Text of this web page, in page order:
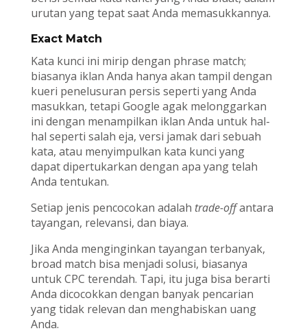
urutan yang tepat saat Anda memasukkannya.
Exact Match
Kata kunci ini mirip dengan phrase match;
biasanya iklan Anda hanya akan tampil dengan
kueri penelusuran persis seperti yang Anda
masukkan, tetapi Google agak melonggarkan
ini dengan menampilkan iklan Anda untuk hal-
hal seperti salah eja, versi jamak dari sebuah
kata, atau menyimpulkan kata kunci yang
dapat dipertukarkan dengan apa yang telah
Anda tentukan.
Setiap jenis pencocokan adalah trade-offantara
tayangan, relevansi, dan biaya.
Jika Anda menginginkan tayangan terbanyak,
broad match bisa menjadi solusi, biasanya
untuk CPC terendah. Tapi, itu juga bisa berarti
Anda dicocokkan dengan banyak pencarian
yang tidak relevan dan menghabiskan uang
Anda.